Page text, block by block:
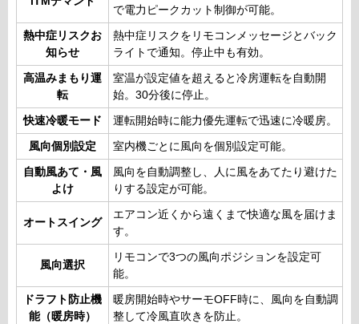
で電力ピークカット制御が可能。
熱中症リスクお
知らせ
熱中症リスクをリモコンメッセージとバック
ライトで通知。停止中も有効。
高温みまもり運
転
室温が設定値を超えると冷房運転を自動開
始。30分後に停止。
快速冷暖モード 運転開始時に能力優先運転で迅速に冷暖房。
風向個別設定 室内機ごとに風向を個別設定可能。
自動風あて・風
よけ
風向を自動調整し、人に風をあてたり避けた
りする設定が可能。
オートスイング
エアコン近くから遠くまで快適な風を届けま
す。
風向選択
リモコンで3つの風向ポジションを設定可
能。
ドラフト防止機
能（暖房時）
暖房開始時やサーモOFF時に、風向を自動調
整して冷風直吹きを防止。